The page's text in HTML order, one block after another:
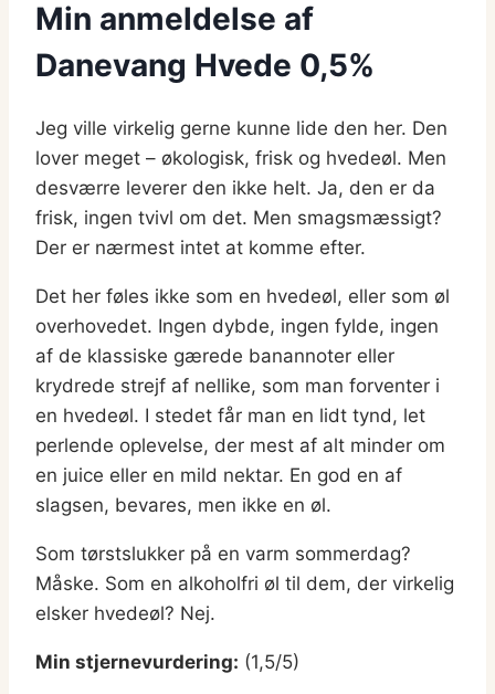
Min anmeldelse af
Danevang Hvede 0,5%
Jeg ville virkelig gerne kunne lide den her. Den
lover meget – økologisk, frisk og hvedeøl. Men
desværre leverer den ikke helt. Ja, den er da
frisk, ingen tvivl om det. Men smagsmæssigt?
Der er nærmest intet at komme efter.
Det her føles ikke som en hvedeøl, eller som øl
overhovedet. Ingen dybde, ingen fylde, ingen
af de klassiske gærede banannoter eller
krydrede strejf af nellike, som man forventer i
en hvedeøl. I stedet får man en lidt tynd, let
perlende oplevelse, der mest af alt minder om
en juice eller en mild nektar. En god en af
slagsen, bevares, men ikke en øl.
Som tørstslukker på en varm sommerdag?
Måske. Som en alkoholfri øl til dem, der virkelig
elsker hvedeøl? Nej.
Min stjernevurdering: (1,5/5)